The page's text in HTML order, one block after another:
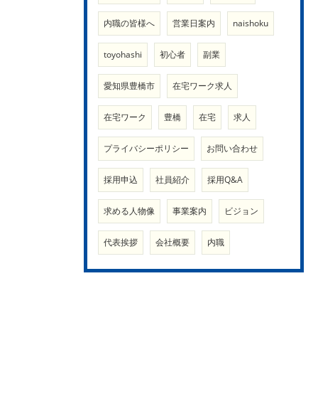
内職の皆様へ 営業日案内 naishoku
toyohashi 初心者 副業
愛知県豊橋市 在宅ワーク求人
在宅ワーク 豊橋 在宅 求人
プライバシーポリシー お問い合わせ
採用申込 社員紹介 採用Q&A
求める人物像 事業案内 ビジョン
代表挨拶 会社概要 内職